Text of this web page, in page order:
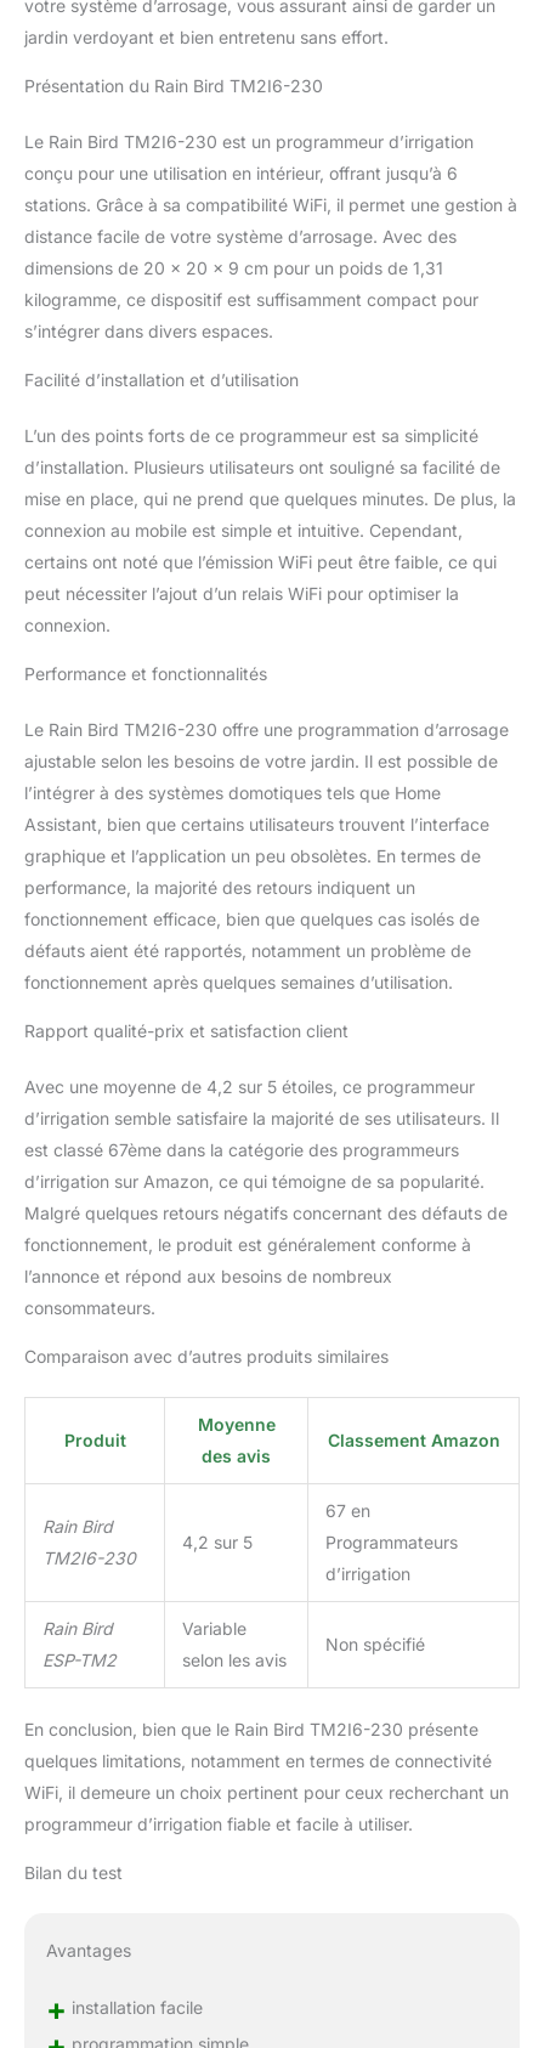
votre système d’arrosage, vous assurant ainsi de garder un
jardin verdoyant et bien entretenu sans effort.
Présentation du Rain Bird TM2I6-230
Le Rain Bird TM2I6-230 est un programmeur d’irrigation
conçu pour une utilisation en intérieur, offrant jusqu’à 6
stations. Grâce à sa compatibilité WiFi, il permet une gestion à
distance facile de votre système d’arrosage. Avec des
dimensions de 20 x 20 x 9 cm pour un poids de 1,31
kilogramme, ce dispositif est suffisamment compact pour
s’intégrer dans divers espaces.
Facilité d’installation et d’utilisation
L’un des points forts de ce programmeur est sa simplicité
d’installation. Plusieurs utilisateurs ont souligné sa facilité de
mise en place, qui ne prend que quelques minutes. De plus, la
connexion au mobile est simple et intuitive. Cependant,
certains ont noté que l’émission WiFi peut être faible, ce qui
peut nécessiter l’ajout d’un relais WiFi pour optimiser la
connexion.
Performance et fonctionnalités
Le Rain Bird TM2I6-230 offre une programmation d’arrosage
ajustable selon les besoins de votre jardin. Il est possible de
l’intégrer à des systèmes domotiques tels que Home
Assistant, bien que certains utilisateurs trouvent l’interface
graphique et l’application un peu obsolètes. En termes de
performance, la majorité des retours indiquent un
fonctionnement efficace, bien que quelques cas isolés de
défauts aient été rapportés, notamment un problème de
fonctionnement après quelques semaines d’utilisation.
Rapport qualité-prix et satisfaction client
Avec une moyenne de 4,2 sur 5 étoiles, ce programmeur
d’irrigation semble satisfaire la majorité de ses utilisateurs. Il
est classé 67ème dans la catégorie des programmeurs
d’irrigation sur Amazon, ce qui témoigne de sa popularité.
Malgré quelques retours négatifs concernant des défauts de
fonctionnement, le produit est généralement conforme à
l’annonce et répond aux besoins de nombreux
consommateurs.
Comparaison avec d’autres produits similaires
Produit
Moyenne
des avis
Classement Amazon
Rain Bird
TM2I6-230
4,2 sur 5
67 en
Programmateurs
d’irrigation
Rain Bird
ESP-TM2
Variable
selon les avis
Non spécifié
En conclusion, bien que le Rain Bird TM2I6-230 présente
quelques limitations, notamment en termes de connectivité
WiFi, il demeure un choix pertinent pour ceux recherchant un
programmeur d’irrigation fiable et facile à utiliser.
Bilan du test
Avantages
+ installation facile
programmation simple